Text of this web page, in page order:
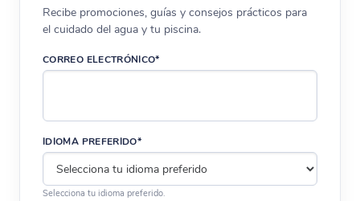
Recibe promociones, guías y consejos prácticos para
el cuidado del agua y tu piscina.
CORREO ELECTRÓNICO*
IDIOMA PREFERIDO*
Selecciona tu idioma preferido.